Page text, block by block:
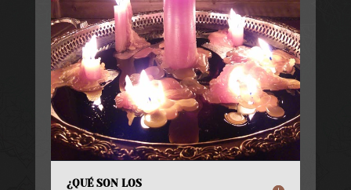
¿QUÉ SON LOS